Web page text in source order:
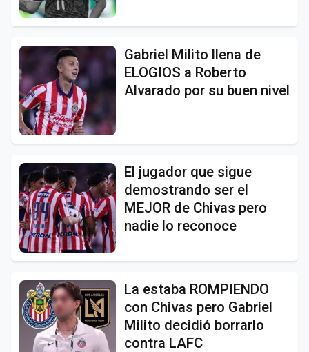
Gabriel Milito llena de
ELOGIOS a Roberto
Alvarado por su buen nivel
El jugador que sigue
demostrando ser el
MEJOR de Chivas pero
nadie lo reconoce
La estaba ROMPIENDO
con Chivas pero Gabriel
Milito decidió borrarlo
contra LAFC